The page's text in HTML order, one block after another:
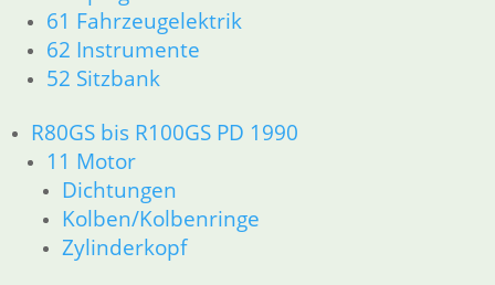
61 Fahrzeugelektrik
62 Instrumente
52 Sitzbank
R80GS bis R100GS PD 1990
11 Motor
Dichtungen
Kolben/Kolbenringe
Zylinderkopf
16 Tank
18 Auspuff
21 Kupplung
34 Bremsen
36 Räder
46 Rahmen & Verkleidung
51 Spiegel & Schlösser
52 Sitzbank
61 Fahrzeugelektrik